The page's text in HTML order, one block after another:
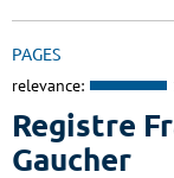
PAGES
relevance:
Registre
Gaucher